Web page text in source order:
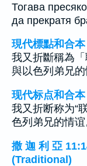
Тогава
да прекратя
現代標點和合
我又折斷稱為
與以色列弟兄的
现代标点和合
我又折断称为“
色列弟兄的情谊
撒 迦 利 亞
(Traditional)